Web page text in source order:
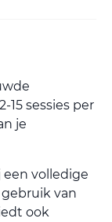
15 sessies per
je
een volledige
van
ook